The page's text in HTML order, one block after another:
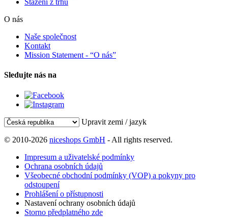
Stažení z trhu
O nás
Naše společnost
Kontakt
Mission Statement - “O nás”
Sledujte nás na
Upravit zemi / jazyk
© 2010-2026 niceshops GmbH - All rights reserved.
Impresum a uživatelské podmínky
Ochrana osobních údajů
Všeobecné obchodní podmínky (VOP) a pokyny pro
odstoupení
Prohlášení o přístupnosti
Nastavení ochrany osobních údajů
Storno předplatného zde